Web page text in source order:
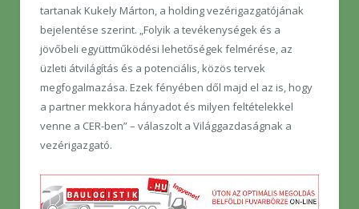
tartanak Kukely Márton, a holding vezérigazgatójának
bejelentése szerint. „Folyik a tevékenységek és a
jövőbeli együttműködési lehetőségek felmérése, az
üzleti átvilágítás és a potenciális, közös tervek
megfogalmazása. Ezek fényében dől majd el az is, hogy
a partner mekkora hányadot és milyen feltételekkel
venne a CER-ben” – válaszolt a Világgazdaságnak a
vezérigazgató.